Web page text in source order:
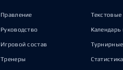
Правление
Руководство
Игровой состав
Тренеры
Календарь